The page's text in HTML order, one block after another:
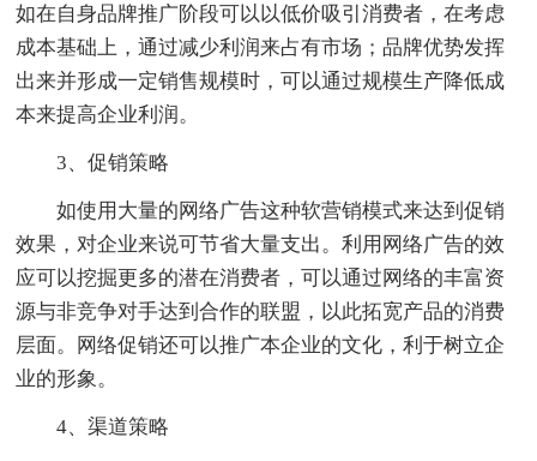
如在自身品牌推广阶段可以以低价吸引消费者，在考虑
成本基础上，通过减少利润来占有市场；品牌优势发挥
出来并形成一定销售规模时，可以通过规模生产降低成
本来提高企业利润。
3、促销策略
如使用大量的网络广告这种软营销模式来达到促销
效果，对企业来说可节省大量支出。利用网络广告的效
应可以挖掘更多的潜在消费者，可以通过网络的丰富资
源与非竞争对手达到合作的联盟，以此拓宽产品的消费
层面。网络促销还可以推广本企业的文化，利于树立企
业的形象。
4、渠道策略